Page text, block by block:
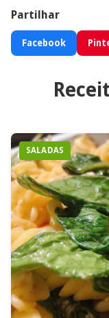
Partilhar
Facebook
SALADAS